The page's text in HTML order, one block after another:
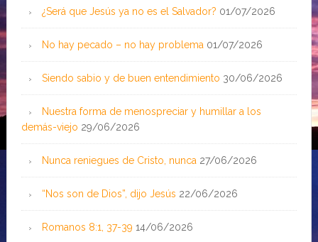
¿Será que Jesús ya no es el Salvador? 01/07/2026
No hay pecado – no hay problema 01/07/2026
Siendo sabio y de buen entendimiento 30/06/2026
Nuestra forma de menospreciar y humillar a los
demás-viejo 29/06/2026
Nunca reniegues de Cristo, nunca 27/06/2026
“Nos son de Dios”, dijo Jesús 22/06/2026
Romanos 8:1, 37-39 14/06/2026